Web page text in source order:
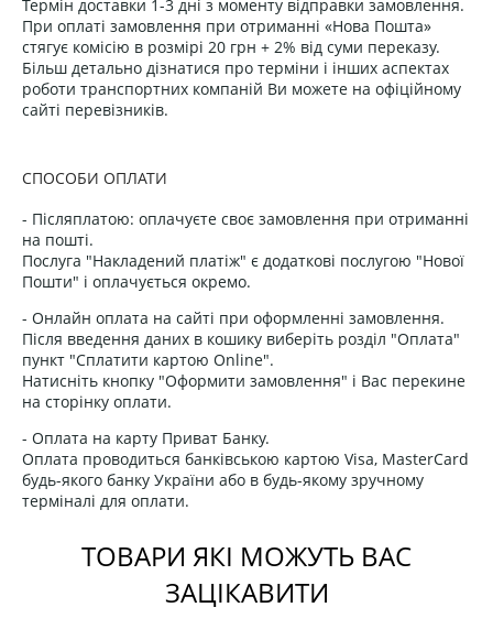
Термін доставки 1-3 дні з моменту відправки замовлення.
При оплаті замовлення при отриманні «Нова Пошта»
стягує комісію в розмірі 20 грн + 2% від суми переказу.
Більш детально дізнатися про терміни і інших аспектах
роботи транспортних компаній Ви можете на офіційному
сайті перевізників.
СПОСОБИ ОПЛАТИ
- Післяплатою: оплачуєте своє замовлення при отриманні
на пошті.
Послуга "Накладений платіж" є додаткові послугою "Нової
Пошти" і оплачується окремо.
- Онлайн оплата на сайті при оформленні замовлення.
Після введення даних в кошику виберіть розділ "Оплата"
пункт "Сплатити картою Online".
Натисніть кнопку "Оформити замовлення" і Вас перекине
на сторінку оплати.
- Оплата на карту Приват Банку.
Оплата проводиться банківською картою Visa, MasterCard
будь-якого банку України або в будь-якому зручному
терміналі для оплати.
ТОВАРИ ЯКІ МОЖУТЬ ВАС
ЗАЦІКАВИТИ